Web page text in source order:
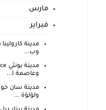
مارس
فبراير
وب...
وعاصمة ا...
ولؤلؤة ...